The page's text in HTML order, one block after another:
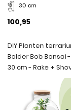
30 cm
100,95
DIY Planten
Bolder Bob Bonsai -
30 cm - Rake +